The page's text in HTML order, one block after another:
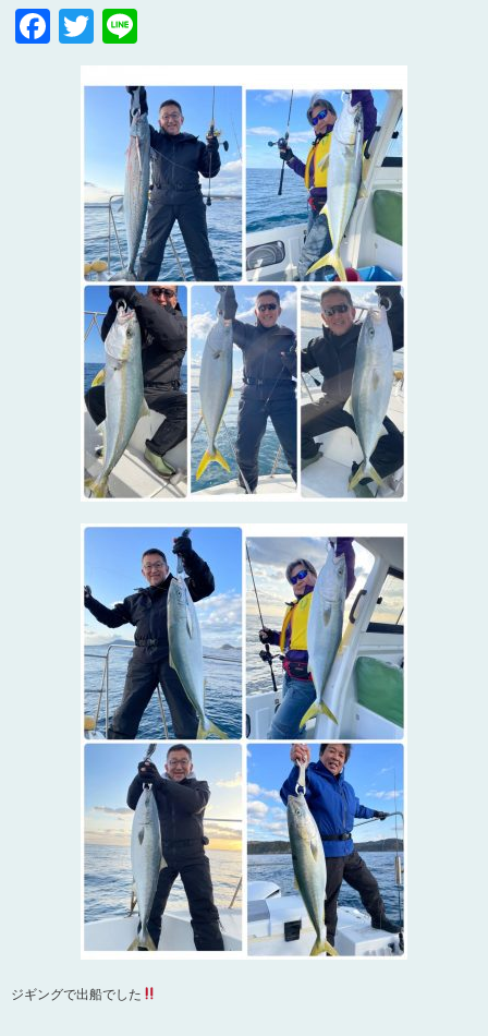
Facebook
Twitter
ジギングで出船でした